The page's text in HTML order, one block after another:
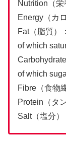
Nutrition（
Energy（カ
Fat（脂質）
of which
of which
Fibre（食物
Protein（タ
Salt（塩分）